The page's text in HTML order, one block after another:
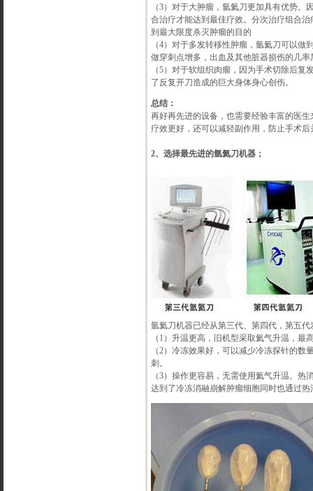
（3）对于大肿瘤，氩氦刀更加具有优势
合治疗才能达到最佳疗效。分次治疗组合
到最大限度杀灭肿瘤的目的
（4）对于多发转移性肿瘤，氩氦刀可以
做穿刺点增多，出血及其他脏器损伤的几
（5）对于软组织肉瘤，因为手术切除后
了反复开刀造成的巨大身体身心创伤。
总结：
再好再先进的设备，也需要经验丰富的医
疗效更好，还可以减轻副作用，防止手术
2、选择最先进的氩氦刀机器；
氩氦刀机器已经从第三代、第四代，第五
（1）升温更高，旧机型采取氦气升温，
（2）冷冻效果好，可以减少冷冻探针的
刺。
（3）操作更容易，无需使用氦气升温。
达到了冷冻消融崩解肿瘤细胞同时也通过